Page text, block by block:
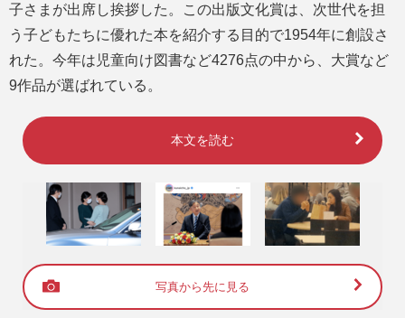
子さまが出席し挨拶した。この出版文化賞は、次世代を担
う子どもたちに優れた本を紹介する目的で1954年に創設さ
れた。今年は児童向け図書など4276点の中から、大賞など
9作品が選ばれている。
本文を読む
写真から先に見る